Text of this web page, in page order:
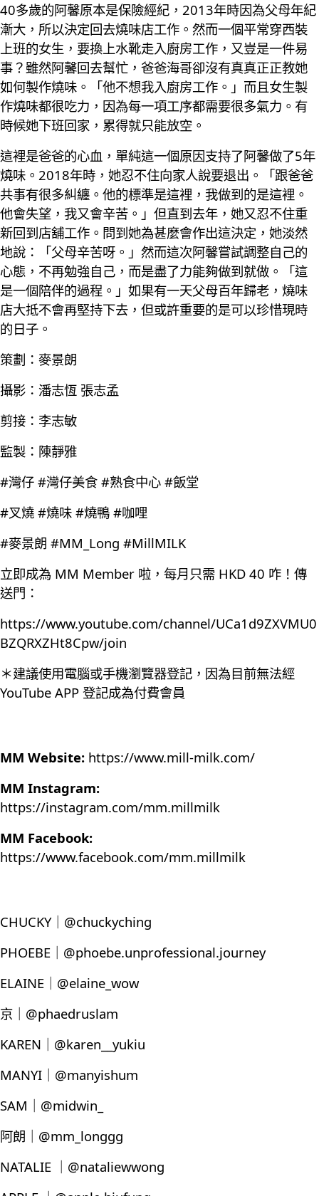
40多歲的阿馨原本是保險經紀，2013年時因為父母年紀
漸大，所以決定回去燒味店工作。然而一個平常穿西裝
上班的女生，要換上水靴走入廚房工作，又豈是一件易
事？雖然阿馨回去幫忙，爸爸海哥卻沒有真真正正教她
如何製作燒味。「他不想我入廚房工作。」而且女生製
作燒味都很吃力，因為每一項工序都需要很多氣力。有
時候她下班回家，累得就只能放空。
這裡是爸爸的心血，單純這一個原因支持了阿馨做了5年
燒味。2018年時，她忍不住向家人說要退出。「跟爸爸
共事有很多糾纏。他的標準是這裡，我做到的是這裡。
他會失望，我又會辛苦。」但直到去年，她又忍不住重
新回到店舖工作。問到她為甚麼會作出這決定，她淡然
地說：「父母辛苦呀。」然而這次阿馨嘗試調整自己的
心態，不再勉強自己，而是盡了力能夠做到就做。「這
是一個陪伴的過程。」如果有一天父母百年歸老，燒味
店大抵不會再堅持下去，但或許重要的是可以珍惜現時
的日子。
策劃：麥景朗
攝影：潘志恆 張志孟
剪接：李志敏
監製：陳靜雅
#灣仔 #灣仔美食 #熟食中心 #飯堂
#叉燒 #燒味 #燒鴨 #咖哩
#麥景朗 #MM_Long #MillMILK
立即成為 MM Member 啦，每月只需 HKD 40 咋！傳
送門：
https://www.youtube.com/channel/UCa1d9ZXVMU0
BZQRXZHt8Cpw/join
＊建議使用電腦或手機瀏覽器登記，因為目前無法經
YouTube APP 登記成為付費會員
MM Website: https://www.mill-milk.com/
MM Instagram:
https://instagram.com/mm.millmilk
MM Facebook:
https://www.facebook.com/mm.millmilk
CHUCKY｜@chuckyching
PHOEBE｜@phoebe.unprofessional.journey
ELAINE｜@elaine_wow
京｜@phaedruslam
KAREN｜@karen__yukiu
MANYI｜@manyishum
SAM｜@midwin_
阿朗｜@mm_longgg
NATALIE ｜@nataliewwong